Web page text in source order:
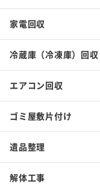
家電回収
冷蔵庫（冷凍庫）回収
エアコン回収
ゴミ屋敷片付け
遺品整理
解体工事